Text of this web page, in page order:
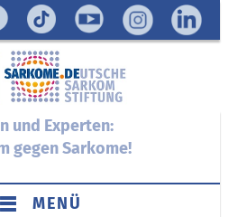
und Experten:
gegen Sarkome!
MENÜ